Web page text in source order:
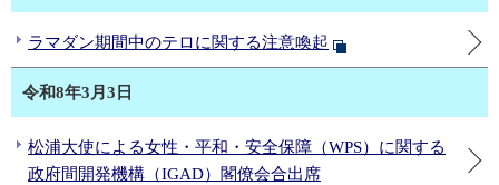
ラマダン期間中のテロに関する注意喚起
令和8年3月3日
松浦大使による女性・平和・安全保障（WPS）に関する
政府間開発機構（IGAD）閣僚会合出席